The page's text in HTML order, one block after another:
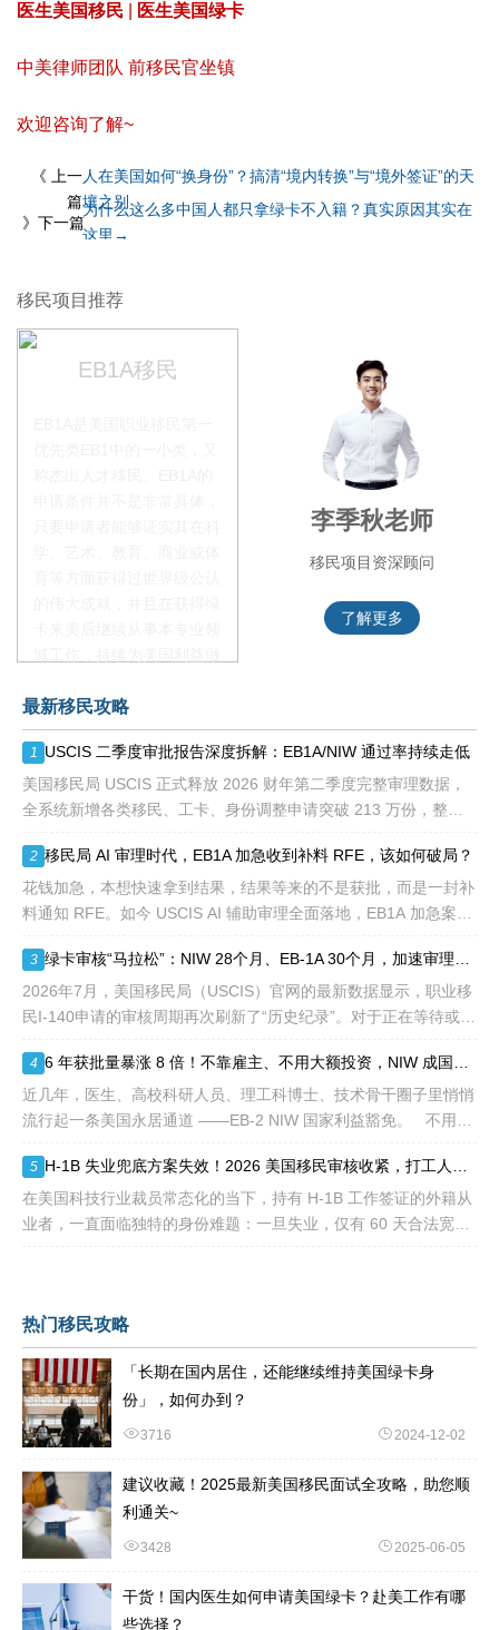
医生美国移民 医生美国绿卡
中美律师团队 前移民官坐镇
欢迎咨询了解~
《 上一
篇
人在美国如何“换身份”？搞清“境内转换”与“境外签证”的天
壤之别
》下一篇
为什么这么多中国人都只拿绿卡不入籍？真实原因其实在
这里→
移民项目推荐
EB1A移民
额占全球移民签证配额的
28.6%，即大约4万个移民
签证，都会用于满足"优
先"移民类别的申请。EB1A
不需要雇主支持、不用办理
等的限制，所以也愈来愈受
到中国杰出人才的青睐。
李季秋老师
移民项目资深顾问
了解更多
最新移民攻略
1
USCIS 二季度审批报告深度拆解：EB1A/NIW 通过率持续走低
美国移民局 USCIS 正式释放 2026 财年第二季度完整审理数据，
全系统新增各类移民、工卡、身份调整申请突破 213 万份，整体
2 移民局 AI 审理时代，EB1A 加急收到补料 RFE，该如何破局？
花钱加急，本想快速拿到结果，结果等来的不是获批，而是一封补
料通知 RFE。如今 USCIS AI 辅助审理全面落地，EB1A 加急案件
3
2026年7月，美国移民局（USCIS）官网的最新数据显示，职业移
民I-140申请的审核周期再次刷新了“历史纪录”。对于正在等待或计
说，这
4
近几年，医生、高校科研人员、理工科博士、技术骨干圈子里悄悄
流行起一条美国永居通道 ——EB-2 NIW 国家利益豁免。 不用提
5
在美国科技行业裁员常态化的当下，持有 H-1B 工作签证的外籍从
业者，一直面临独特的身份难题：一旦失业，仅有 60 天合法宽限
热门移民攻略
「长期在国内居住，还能继续维持美国绿卡身
份」，如何办到？
3716 2024-12-02
建议收藏！2025最新美国移民面试全攻略，助您顺
利通关~
3428 2025-06-05
干货！国内医生如何申请美国绿卡？赴美工作有哪
些选择？